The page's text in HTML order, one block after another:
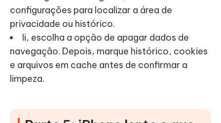
configurações para localizar a área de
privacidade ou histórico.
li, escolha a opção de apagar dados de
navegação. Depois, marque histórico, cookies
e arquivos em cache antes de confirmar a
limpeza.